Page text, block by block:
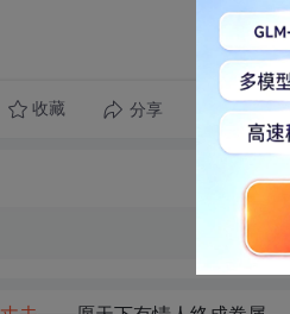
收藏 分享 转发到